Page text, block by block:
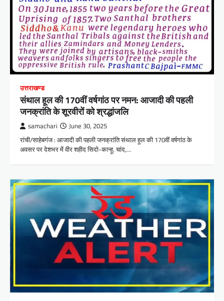
उत्तराखण्ड
संथाल हूल की 170वीं वर्षगांठ पर नमन: आजादी की पहली
जनक्रांति के शूरवीरों को श्रद्धांजलि
samachari June 30, 2025
रांची/साहेबगंज : आजादी की पहली जनक्रांति संथाल हूल की 170वीं वर्षगांठ के
अवसर पर देशभर में वीर शहीद सिदो-कान्हू, चांद,…